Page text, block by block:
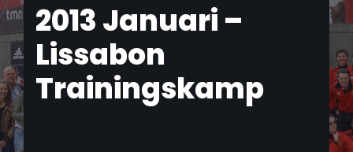
2013 Januari –
Lissabon
Trainingskamp